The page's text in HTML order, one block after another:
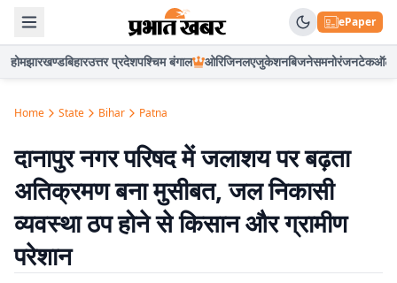
ePaper
होमझारखण्डबिहारउत्तर प्रदेशपश्चिम बंगाल ओरिजिनलएजुकेशनबिजनेसमनोरंजनटेकऑटो
Home State Bihar Patna
दानापुर नगर परिषद में जलाशय पर बढ़ता
अतिक्रमण बना मुसीबत, जल निकासी
व्यवस्था ठप होने से किसान और ग्रामीण
परेशान